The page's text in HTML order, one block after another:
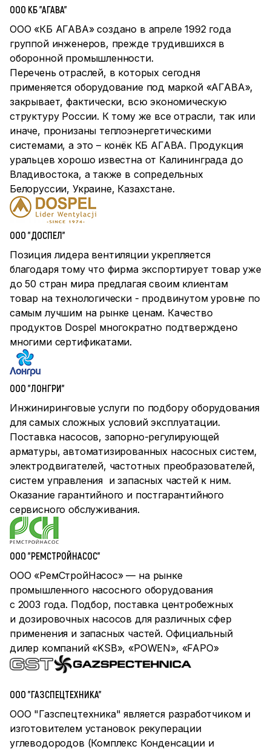
ООО КБ "АГАВА"
ООО «КБ АГАВА» создано в апреле 1992 года
группой инженеров, прежде трудившихся в
оборонной промышленности.
Перечень отраслей, в которых сегодня
применяется оборудование под маркой «АГАВА»,
закрывает, фактически, всю экономическую
структуру России. К тому же все отрасли, так или
иначе, пронизаны теплоэнергетическими
системами, а это – конёк КБ АГАВА. Продукция
уральцев хорошо известна от Калининграда до
Владивостока, а также в сопредельных
Белоруссии, Украине, Казахстане.
ООО "ДОСПЕЛ"
Позиция лидера вентиляции укрепляется
благодаря тому что фирма экспортирует товар уже
до 50 стран мира предлагая своим клиентам
товар на технологически - продвинутом уровне по
самым лучшим на рынке ценам. Качество
продуктов Dospel многократно подтверждено
многими сертификатами.
ООО "ЛОНГРИ"
Инжиниринговые услуги по подбору оборудования
для самых сложных условий эксплуатации.
Поставка насосов, запорно-регулирующей
арматуры, автоматизированных насосных систем,
электродвигателей, частотных преобразователей,
систем управления и запасных частей к ним.
Оказание гарантийного и постгарантийного
сервисного обслуживания.
ООО "РЕМСТРОЙНАСОС"
ООО «РемСтройНасос» — на рынке
промышленного насосного оборудования
с 2003 года. Подбор, поставка центробежных
и дозировочных насосов для различных сфер
применения и запасных частей. Официальный
дилер компаний «KSB», «POWEN», «FAPO»
ООО "ГАЗСПЕЦТЕХНИКА"
ООО "Газспецтехника" является разработчиком и
изготовителем установок рекуперации
углеводородов (Комплекс Конденсации и